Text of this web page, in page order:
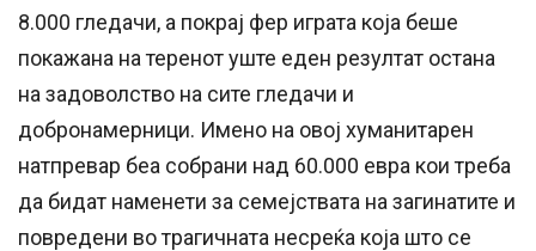
8.000 гледачи, а покрај фер играта која беше
покажана на теренот уште еден резултат остана
на задоволство на сите гледачи и
добронамерници. Имено на овој хуманитарен
натпревар беа собрани над 60.000 евра кои треба
да бидат наменети за семејствата на загинатите и
повредени во трагичната несреќа која што се